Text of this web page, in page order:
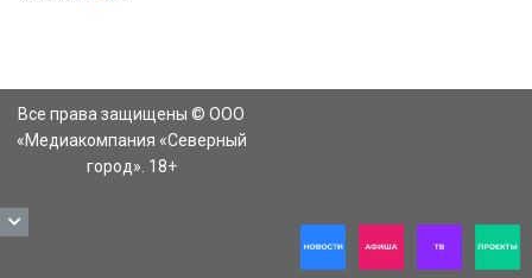
Все права защищены © ООО
«Медиакомпания «Северный
город». 18+